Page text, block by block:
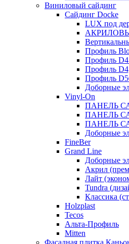
Виниловый сайдинг
Сайдинг Docke
LUX под
Профиль
Профиль D4
Профиль
Профиль
Доборные
Vinyl-On
ПАНЕЛЬ
ПАНЕЛЬ
ПАНЕЛЬ
Доборные
FineBer
Grand Line
Доборные
Акрил
Лайт
Tundra
Классика
Holzplast
Tecos
Альта-Профиль
Mitten
Фасадная плитка